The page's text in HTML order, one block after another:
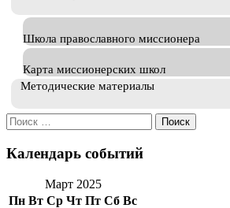
Школа православного миссионера
Карта миссионерских школ
Методические материалы
Искать:
Календарь событий
Март 2025
Пн Вт Ср Чт Пт Сб Вс